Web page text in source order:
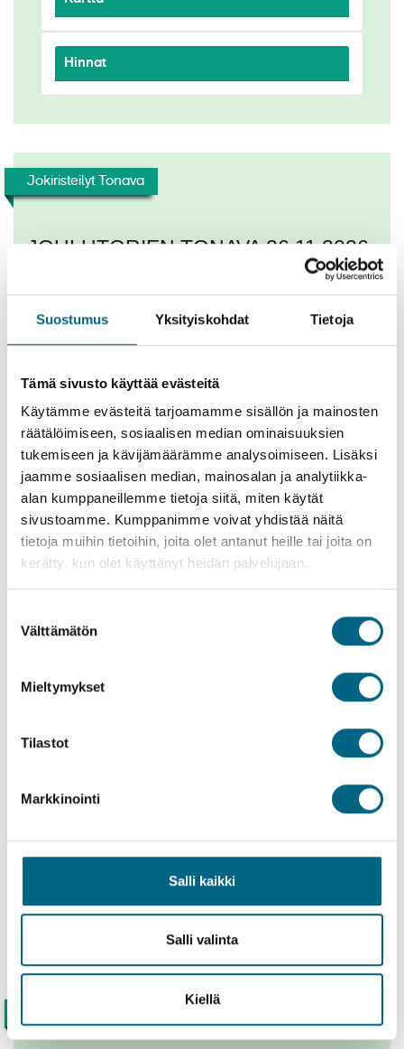
Suostumus Yksityiskohdat Tietoja
Tämä sivusto käyttää evästeitä
Käytämme evästeitä tarjoamamme sisällön ja mainosten
räätälöimiseen, sosiaalisen median ominaisuuksien
tukemiseen ja kävijämäärämme analysoimiseen. Lisäksi
jaamme sosiaalisen median, mainosalan ja analytiikka-
alan kumppaneillemme tietoja siitä, miten käytät
sivustoamme. Kumppanimme voivat yhdistää näitä
tietoja muihin tietoihin, joita olet antanut heille tai joita on
kerätty, kun olet käyttänyt heidän palvelujaan.
valinta
Välttämätön
Mieltymykset
Tilastot
Markkinointi
Salli kaikki
Salli valinta
Kiellä
Hinnat
Jokiristeilyt Tonava
JOULUTORIEN TONAVA 26.11.2026
Matkan kesto 5 yötä
8 hyttiä jäljellä
Kuvat